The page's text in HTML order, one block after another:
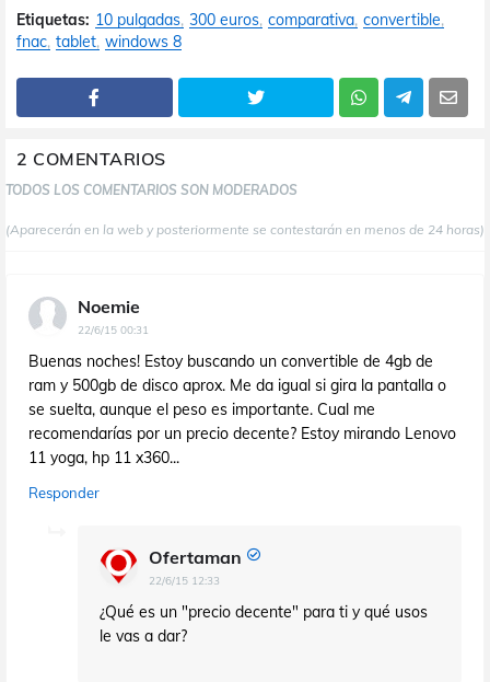
Etiquetas: 10 pulgadas 300 euros comparativa convertible
fnac tablet windows 8
2 COMENTARIOS
TODOS LOS COMENTARIOS SON MODERADOS
(Aparecerán en la web y posteriormente se contestarán en menos de 24 horas)
Noemie
22/6/15 00:31
Buenas noches! Estoy buscando un convertible de 4gb de
ram y 500gb de disco aprox. Me da igual si gira la pantalla o
se suelta, aunque el peso es importante. Cual me
recomendarías por un precio decente? Estoy mirando Lenovo
11 yoga, hp 11 x360...
Responder
Ofertaman
22/6/15 12:33
¿Qué es un "precio decente" para ti y qué usos
le vas a dar?